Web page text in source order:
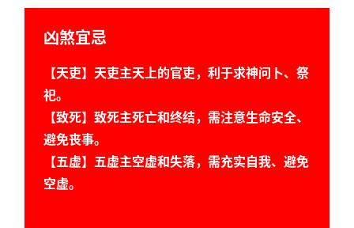
凶煞宜忌
【天吏】天吏主天上的官吏，利于求神问卜、祭
祀。
【致死】致死主死亡和终结，需注意生命安全、
避免丧事。
【五虚】五虚主空虚和失落，需充实自我、避免
空虚。